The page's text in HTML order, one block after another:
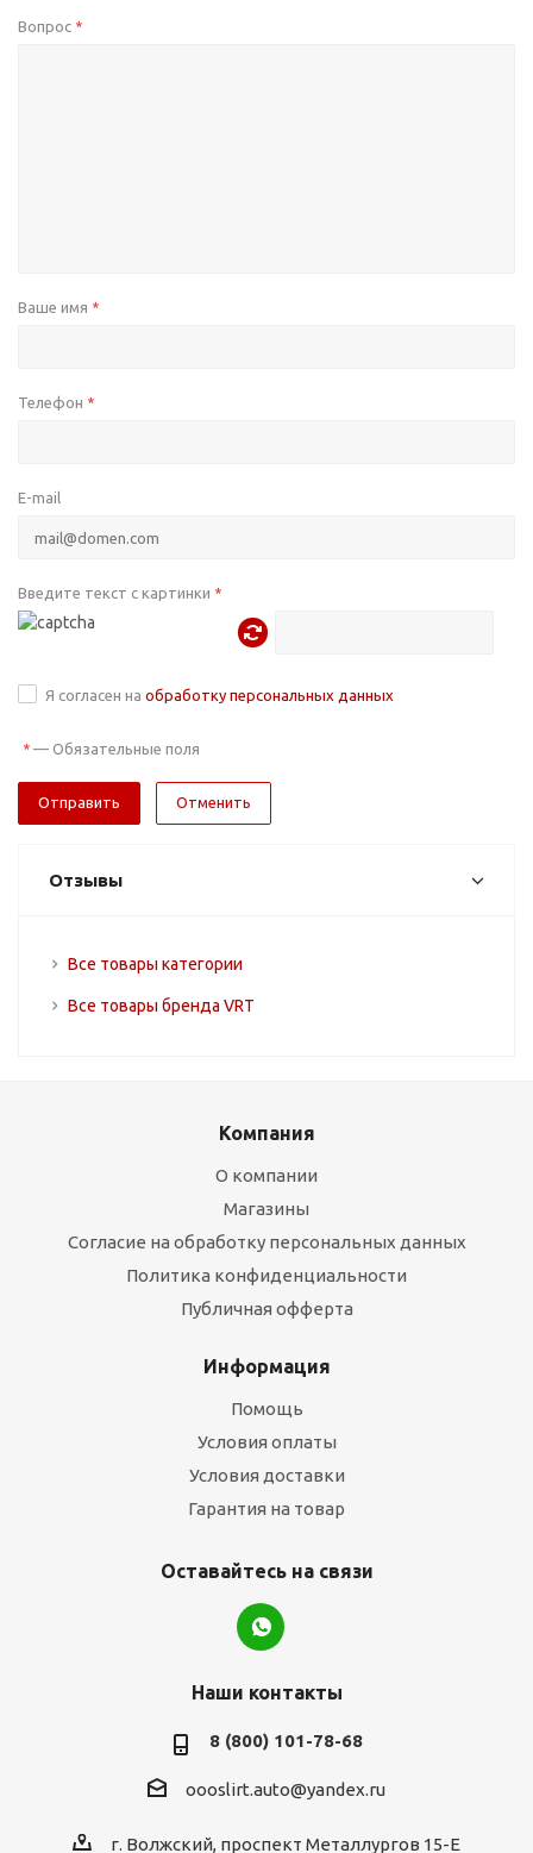
Вопрос *
Ваше имя *
Телефон *
E-mail
Введите текст с картинки *
Я согласен на обработку персональных данных
* — Обязательные поля
Отменить
Отзывы
Все товары категории
Все товары бренда VRT
Компания
О компании
Магазины
Согласие на обработку персональных данных
Политика конфиденциальности
Публичная офферта
Информация
Помощь
Условия оплаты
Условия доставки
Гарантия на товар
Оставайтесь на связи
Наши контакты
8 (800) 101-78-68
oooslirt.auto@yandex.ru
г. Волжский, проспект Металлургов 15-Е